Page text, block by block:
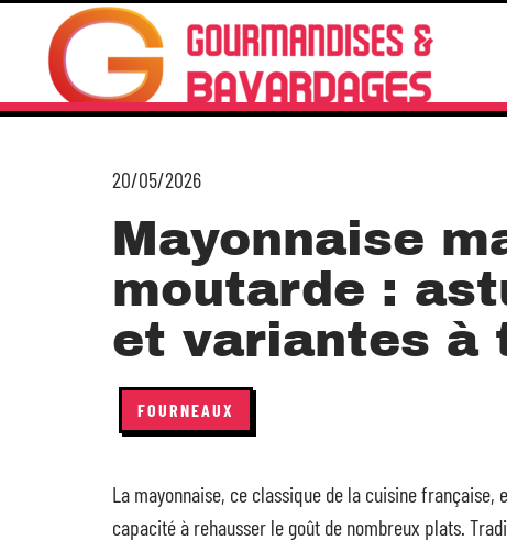
20/05/2026
Mayonnaise
moutarde :
et variantes à
FOURNEAUX
La mayonnaise, ce classique de la cuisine
capacité à rehausser le goût de nombreux plats.